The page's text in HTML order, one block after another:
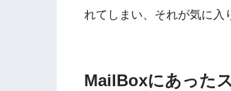
れてしまい、それが気に入
MailBoxにあった